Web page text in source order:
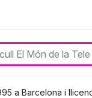
El Món de la
a Barcelona i